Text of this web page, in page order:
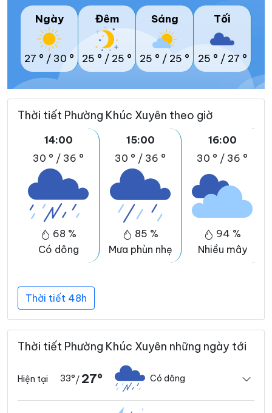
Ngày
27 ° / 30 °
Đêm
25 ° / 25 °
Sáng
25 ° / 25 °
Tối
25 ° / 27 °
Thời tiết Phường Khúc Xuyên theo giờ
14:00
30 ° / 36 °
68 %
Có dông
15:00
30 ° / 36 °
85 %
Mưa phùn nhẹ
16:00
30 ° / 36 °
94 %
Nhiều mây
Thời tiết 48h
Thời tiết Phường Khúc Xuyên những ngày tới
Hiện tại 33°/ 27° Có dông